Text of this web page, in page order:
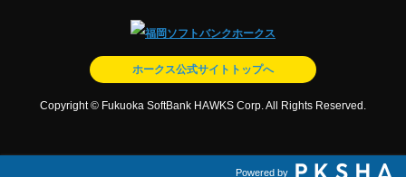
ホークス公式サイトトップへ
Copyright © Fukuoka SoftBank HAWKS Corp. All Rights Reserved.
Powered by